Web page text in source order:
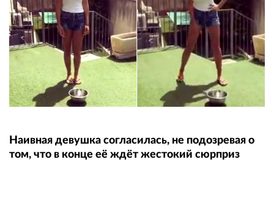
Наивная девушка согласилась, не подозревая о
том, что в конце её ждёт жестокий сюрприз